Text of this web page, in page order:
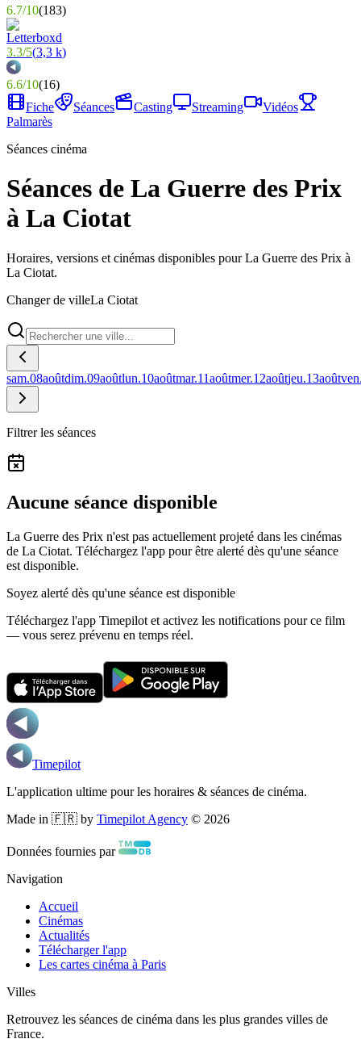
6.7/10(183)
3.3/5(3,3 k)
6.6/10(16)
Fiche
Séances Casting Streaming
Vidéos
Palmarès
Séances cinéma
Séances de La Guerre des Prix
à La Ciotat
Horaires, versions et cinémas disponibles pour La Guerre des Prix à
La Ciotat.
Changer de villeLa Ciotat
sam.08aoûtdim.09aoûtlun.10aoûtmar.11aoûtmer.12aoûtjeu.13août
Filtrer les séances
Aucune séance disponible
La Guerre des Prix n'est pas actuellement projeté dans les cinémas
de La Ciotat. Téléchargez l'app pour être alerté dès qu'une séance
est disponible.
Soyez alerté dès qu'une séance est disponible
Téléchargez l'app Timepilot et activez les notifications pour ce film
— vous serez prévenu en temps réel.
Timepilot
L'application ultime pour les horaires & séances de cinéma.
Made in 🇫🇷 by Timepilot Agency © 2026
Données fournies par
Navigation
Accueil
Cinémas
Actualités
Télécharger l'app
Les cartes cinéma à Paris
Villes
Retrouvez les séances de cinéma dans les plus grandes villes de
France.